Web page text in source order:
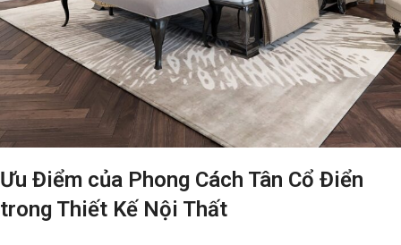
Ưu Điểm của Phong Cách Tân Cổ Điển
trong Thiết Kế Nội Thất